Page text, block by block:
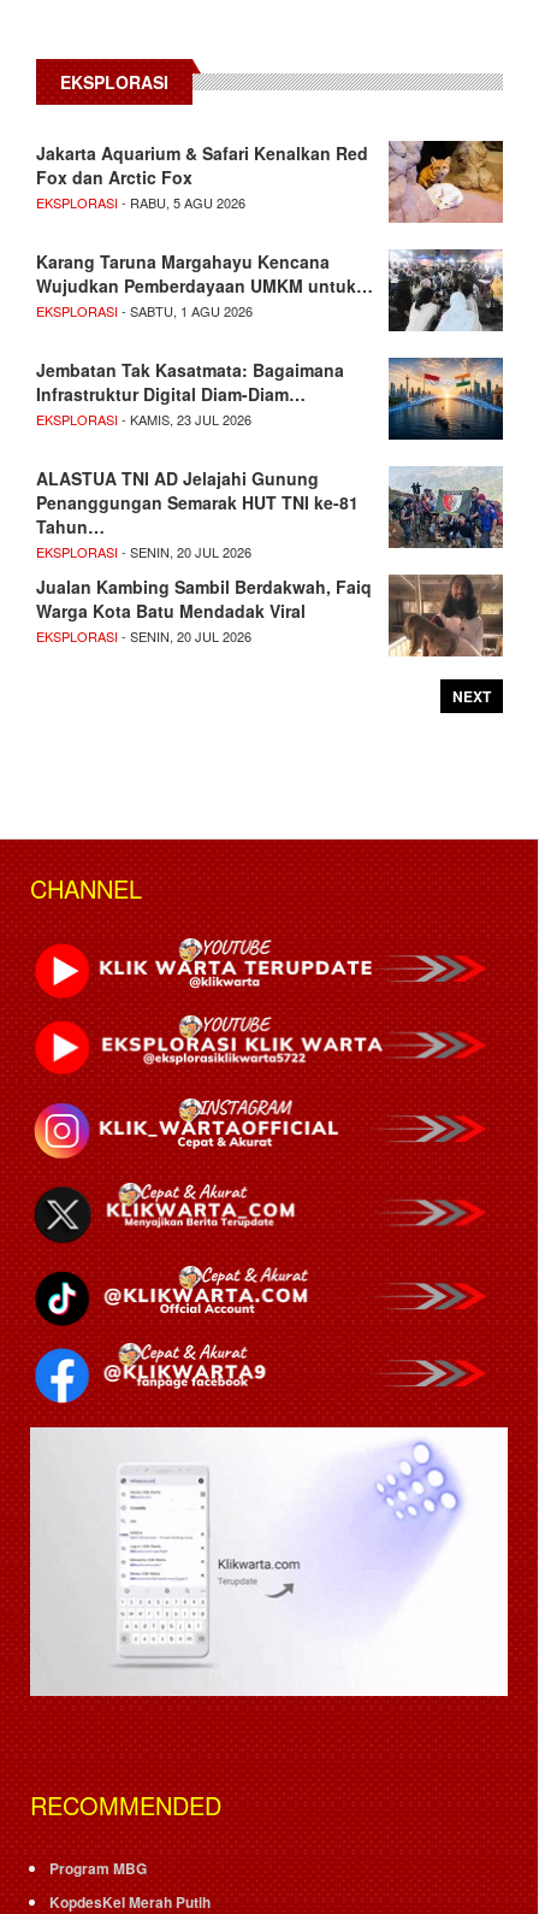
EKSPLORASI
Jakarta Aquarium & Safari Kenalkan Red
Fox dan Arctic Fox
EKSPLORASI- RABU, 5 AGU 2026
Karang Taruna Margahayu Kencana
Wujudkan Pemberdayaan UMKM untuk…
EKSPLORASI- SABTU, 1 AGU 2026
Jembatan Tak Kasatmata: Bagaimana
Infrastruktur Digital Diam-Diam…
EKSPLORASI- KAMIS, 23 JUL 2026
ALASTUA TNI AD Jelajahi Gunung
Penanggungan Semarak HUT TNI ke-81
Tahun…
EKSPLORASI- SENIN, 20 JUL 2026
Jualan Kambing Sambil Berdakwah, Faiq
Warga Kota Batu Mendadak Viral
EKSPLORASI- SENIN, 20 JUL 2026
NEXT
CHANNEL
RECOMMENDED
Program MBG
KopdesKel Merah Putih